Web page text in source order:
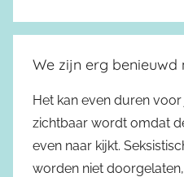
We zijn erg benieuwd
Het kan even duren
zichtbaar wordt omdat
even naar kijkt.
worden niet